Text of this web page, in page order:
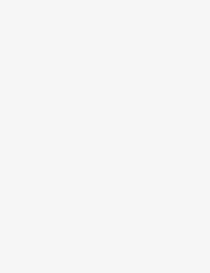
す。9月20日まで4階
の方はぜひお越しくだ